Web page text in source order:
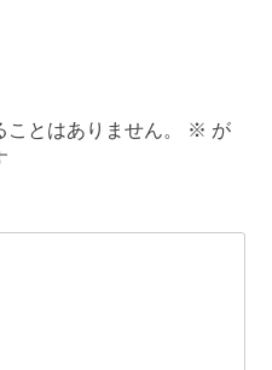
とはありません。 ※ が